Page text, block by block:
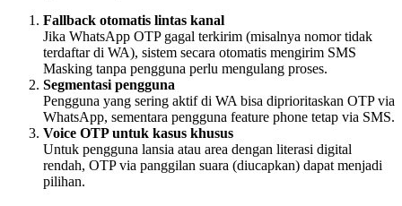
Fallback otomatis lintas kanal
Jika WhatsApp OTP gagal terkirim (misalnya nomor tidak
terdaftar di WA), sistem secara otomatis mengirim SMS
Masking tanpa pengguna perlu mengulang proses.
Segmentasi pengguna
Pengguna yang sering aktif di WA bisa diprioritaskan OTP via
WhatsApp, sementara pengguna feature phone tetap via SMS.
Voice OTP untuk kasus khusus
Untuk pengguna lansia atau area dengan literasi digital
rendah, OTP via panggilan suara (diucapkan) dapat menjadi
pilihan.